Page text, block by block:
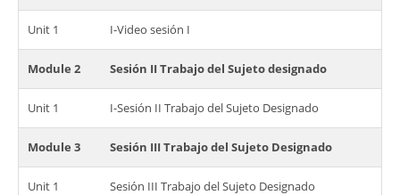
Unit 1 I-Video sesión I
Module 2 Sesión II Trabajo del Sujeto designado
Unit 1 I-Sesión II Trabajo del Sujeto Designado
Module 3 Sesión III Trabajo del Sujeto Designado
Unit 1 Sesión III Trabajo del Sujeto Designado